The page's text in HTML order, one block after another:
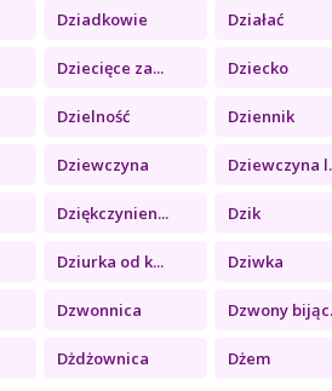
Dziadkowie Działać
Dziecięce za... Dziecko
Dzielność Dziennik
Dziewczyna Dziewczyna
Dziękczynien... Dzik
Dziurka od k... Dziwka
Dzwonnica Dzwony
Dżdżownica Dżem